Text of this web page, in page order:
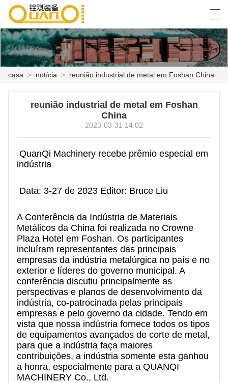
CASO
SHOW DE FÁBRICA
FALE CONOSCO
SOBRE NÓS
العربية বাংলা ভাষার English Español
casa > notícia > reunião industrial de metal em Foshan China
reunião industrial de metal em Foshan
China
2023-03-31 14:02
QuanQi Machinery recebe prêmio especial em
indústria
Data: 3-27 de 2023 Editor: Bruce Liu
A Conferência da Indústria de Materiais
Metálicos da China foi realizada no Crowne
Plaza Hotel em Foshan. Os participantes
incluíram representantes das principais
empresas da indústria metalúrgica no país e no
exterior e líderes do governo municipal. A
conferência discutiu principalmente as
perspectivas e planos de desenvolvimento da
indústria, co-patrocinada pelas principais
empresas e pelo governo da cidade. Tendo em
vista que nossa indústria fornece todos os tipos
de equipamentos avançados de corte de metal,
para que a indústria faça maiores
contribuições, a indústria somente esta ganhou
a honra, especialmente para a QUANQI
MACHINERY Co., Ltd.